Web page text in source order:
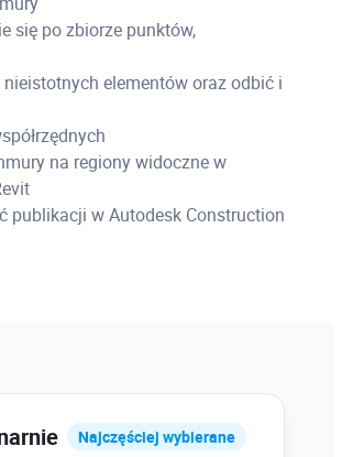
się po zbiorze punktów,
elementów oraz odbić i
na regiony widoczne w
publikacji w Autodesk Construction
Najczęściej wybierane